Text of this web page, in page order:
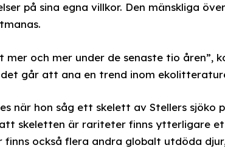
på sina egna villkor. Den mänskliga
mer och mer under de senaste tio åren”,
går att ana en trend inom
när hon såg ett skelett av Stellers sjöko
skeletten är rariteter finns ytterligare
finns också flera andra globalt utdöda